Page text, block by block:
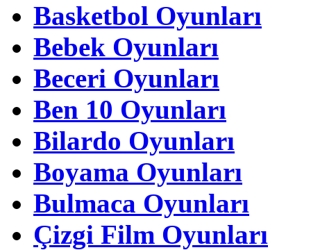
Basketbol Oyunları
Bebek Oyunları
Beceri Oyunları
Ben 10 Oyunları
Bilardo Oyunları
Boyama Oyunları
Bulmaca Oyunları
Çizgi Film Oyunları